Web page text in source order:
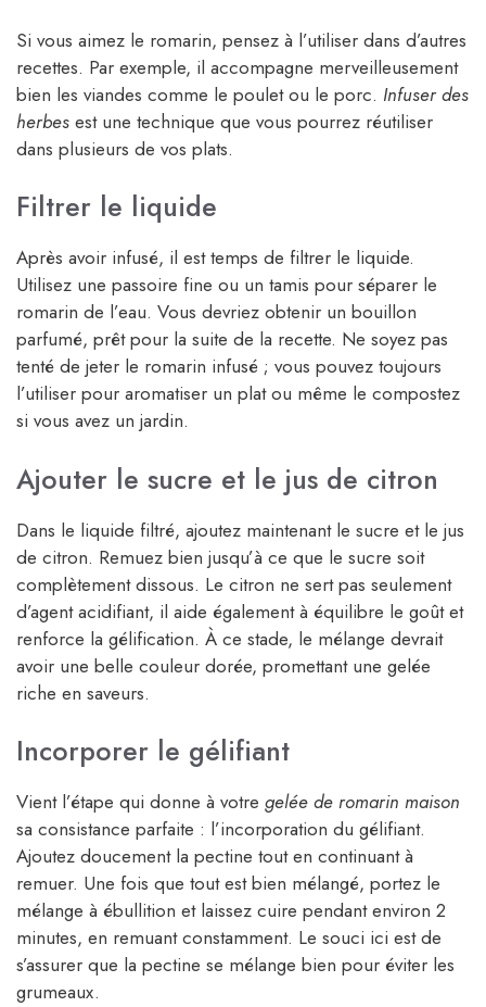
Si vous aimez le romarin, pensez à l’utiliser dans d’autres
recettes. Par exemple, il accompagne merveilleusement
bien les viandes comme le poulet ou le porc. Infuser des
herbes est une technique que vous pourrez réutiliser
dans plusieurs de vos plats.
Filtrer le liquide
Après avoir infusé, il est temps de filtrer le liquide.
Utilisez une passoire fine ou un tamis pour séparer le
romarin de l’eau. Vous devriez obtenir un bouillon
parfumé, prêt pour la suite de la recette. Ne soyez pas
tenté de jeter le romarin infusé ; vous pouvez toujours
l’utiliser pour aromatiser un plat ou même le compostez
si vous avez un jardin.
Ajouter le sucre et le jus de citron
Dans le liquide filtré, ajoutez maintenant le sucre et le jus
de citron. Remuez bien jusqu’à ce que le sucre soit
complètement dissous. Le citron ne sert pas seulement
d’agent acidifiant, il aide également à équilibre le goût et
renforce la gélification. À ce stade, le mélange devrait
avoir une belle couleur dorée, promettant une gelée
riche en saveurs.
Incorporer le gélifiant
Vient l’étape qui donne à votre gelée de romarin maison
sa consistance parfaite : l’incorporation du gélifiant.
Ajoutez doucement la pectine tout en continuant à
remuer. Une fois que tout est bien mélangé, portez le
mélange à ébullition et laissez cuire pendant environ 2
minutes, en remuant constamment. Le souci ici est de
s’assurer que la pectine se mélange bien pour éviter les
grumeaux.